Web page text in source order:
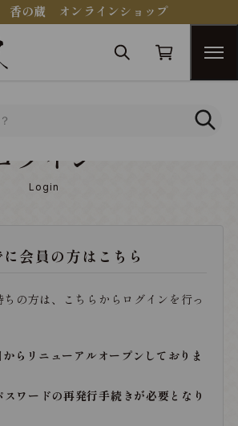
香の蔵 オンラインショップ
グイン
Login
に会員の方はこちら
ちの方は、こちらからログインを行っ
らリニューアルオープンしておりま
スワードの再発行手続きが必要となり